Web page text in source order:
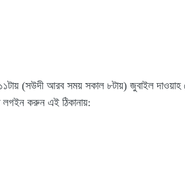
(সউদী আরব সময় সকাল ৮টায়) জুবাইল দাওয়াহ
লগইন করুন এই ঠিকানায়: